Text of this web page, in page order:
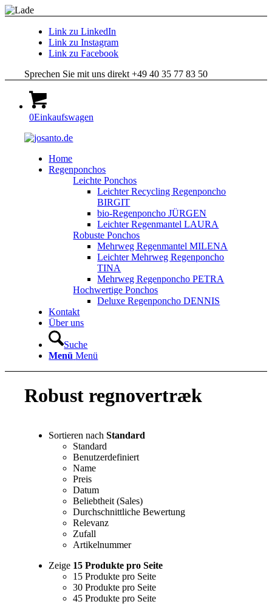
Link zu LinkedIn
Link zu Instagram
Link zu Facebook
Sprechen Sie mit uns direkt +49 40 35 77 83 50
0Einkaufswagen
Home
Regenponchos
Leichte Ponchos
Leichter Recycling Regenponcho
BIRGIT
bio-Regenponcho JÜRGEN
Leichter Regenmantel LAURA
Robuste Ponchos
Mehrweg Regenmantel MILENA
Leichter Mehrweg Regenponcho
TINA
Mehrweg Regenponcho PETRA
Hochwertige Ponchos
Deluxe Regenponcho DENNIS
Kontakt
Über uns
Suche
Menü Menü
Robust regnovertræk
Sortieren nachStandard
Standard
Benutzerdefiniert
Name
Preis
Datum
Beliebtheit (Sales)
Durchschnittliche Bewertung
Relevanz
Zufall
Artikelnummer
Zeige 15 Produkte pro Seite
15 Produkte pro Seite
30 Produkte pro Seite
45 Produkte pro Seite